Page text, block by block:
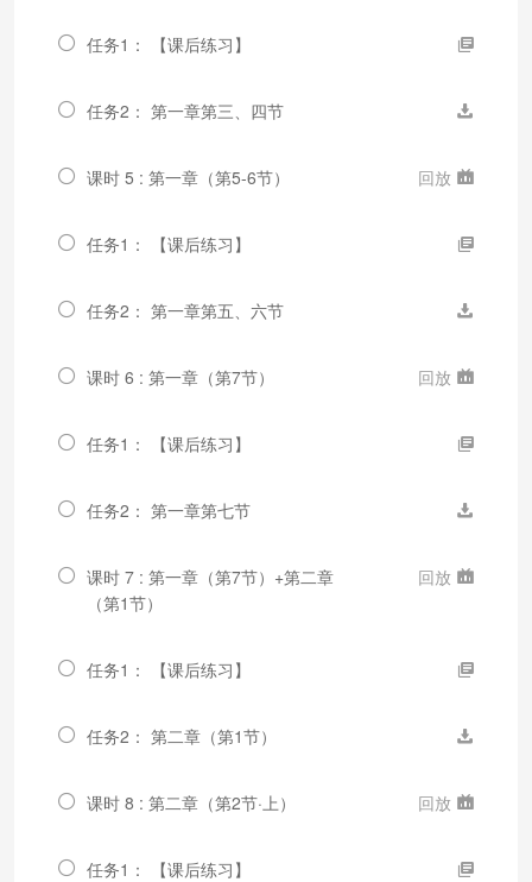
任务1： 【课后练习】
任务2： 第一章第三、四节
课时 5 : 第一章（第5-6节） 回放
任务1： 【课后练习】
任务2： 第一章第五、六节
课时 6 : 第一章（第7节） 回放
任务1： 【课后练习】
任务2： 第一章第七节
课时 7 : 第一章（第7节）+第二章
（第1节）
回放
任务1： 【课后练习】
任务2： 第二章（第1节）
课时 8 : 第二章（第2节·上） 回放
任务1： 【课后练习】